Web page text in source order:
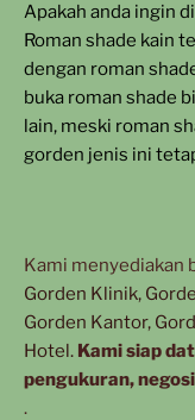
Apakah anda ingin
Roman shade kain
dengan roman
buka roman shade
lain, meski roman
gorden jenis ini
Kami menyediakan
Gorden Klinik,
Gorden Kantor,
Hotel. Kami siap
pengukuran,
.